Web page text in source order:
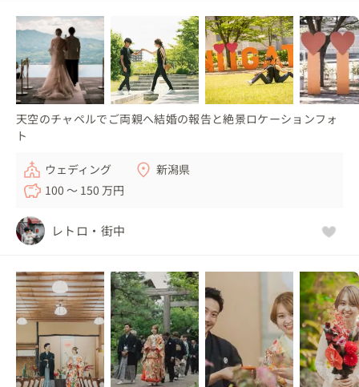
天空のチャペルでご両親へ結婚の報告と絶景ロケーションフォ
ト
ウェディング
新潟県
100 〜 150 万円
レトロ・街中